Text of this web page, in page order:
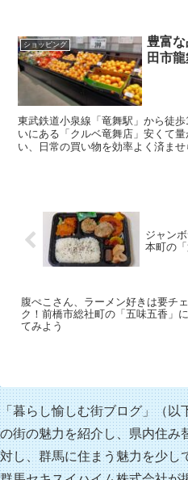
ショッピング
豊富
田市
東武鉄道小泉線「竜舞駅」から徒
いにある「クルベ竜舞店」安くて
い、日常の買い物を効率よく済ませ
ジャン
本町の「
腹ぺこさん、ラーメン好きは要チ
ク！前橋市総社町の「五味五香」
てみよう
「暮らし愉しむ街ブログ」（以
の街の魅力を紹介し、県内住み
対し、群馬に住まう魅力を少し